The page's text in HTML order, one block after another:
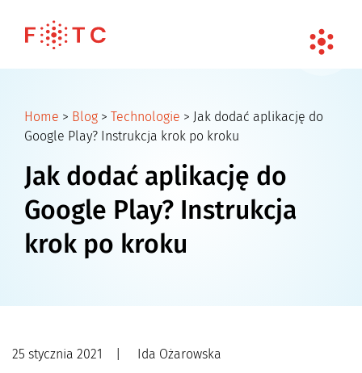
Home > Blog > Technologie > Jak dodać aplikację do
Google Play? Instrukcja krok po kroku
Jak dodać aplikację do
Google Play? Instrukcja
krok po kroku
25 stycznia 2021 Ida Ożarowska